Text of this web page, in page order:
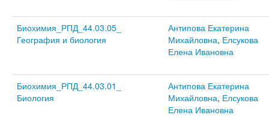
Биохимия_РПД_44.03.05_
География и биология
Антипова Екатерина
Михайловна, Елсукова
Елена Ивановна
Биохимия_РПД_44.03.01_
Биология
Антипова Екатерина
Михайловна, Елсукова
Елена Ивановна